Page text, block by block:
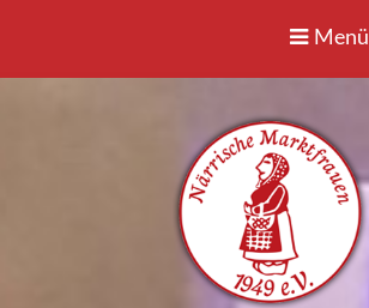
Menü